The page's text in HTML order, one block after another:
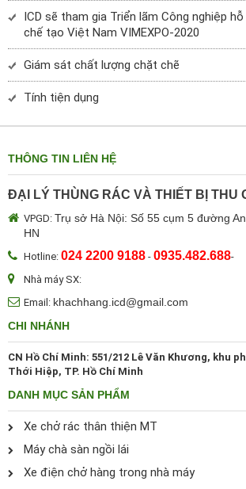
ICD sẽ tham gia Triển lãm Công nghiệp
chế tạo Việt Nam VIMEXPO-2020
Giám sát chất lượng chặt chẽ
Tính tiện dụng
THÔNG TIN LIÊN HỆ
ĐẠI LÝ THÙNG RÁC VÀ THIẾT BỊ THU
VPGD: Trụ sở Hà Nội: Số 55 cụm 5 đường
HN
Hotline: 024 2200 9188 - 0935.482.688-
Nhà máy SX:
Email: khachhang.icd@gmail.com
CHI NHÁNH
CN Hồ Chí Minh: 551/212 Lê Văn Khương, khu
Thới Hiệp, TP. Hồ Chí Minh
DANH MỤC SẢN PHẨM
Xe chở rác thân thiện MT
Máy chà sàn ngồi lái
Xe điện chở hàng trong nhà máy